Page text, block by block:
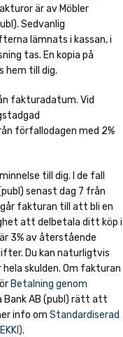
är av Möbler
Sedvanlig
lämnats i kassan, i
tas. En kopia på
hem till dig.
fakturadatum. Vid
förfallodagen med 2%
till dig. I de fall
senast dag 7 från
fakturan till att bli en
att delbetala ditt köp i
3% av återstående
Du kan naturligtvis
skulden. Om fakturan
Betalning genom
Bank AB (publ) rätt att
info om Standardiserad
.